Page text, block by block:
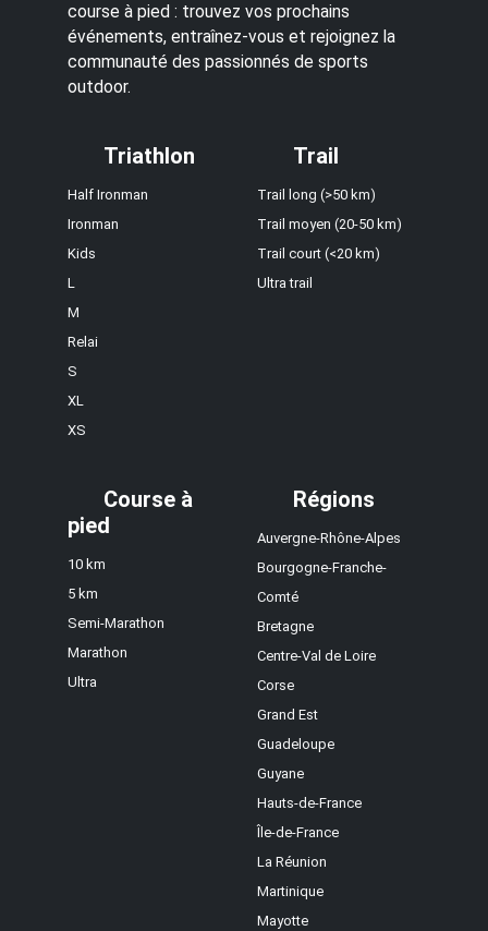
course à pied : trouvez vos prochains
événements, entraînez-vous et rejoignez la
communauté des passionnés de sports
outdoor.
Triathlon
Half Ironman
Ironman
Kids
L
M
Relai
S
XL
XS
Trail
Trail long (>50 km)
Trail moyen (20-50 km)
Trail court (<20 km)
Ultra trail
Course à
pied
10 km
5 km
Semi-Marathon
Marathon
Ultra
Régions
Auvergne-Rhône-Alpes
Bourgogne-Franche-
Comté
Bretagne
Centre-Val de Loire
Corse
Grand Est
Guadeloupe
Guyane
Hauts-de-France
Île-de-France
La Réunion
Martinique
Mayotte